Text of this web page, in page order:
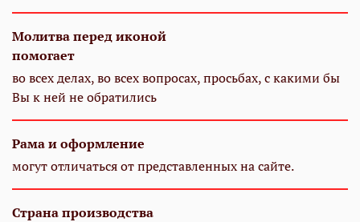
Молитва перед иконой
помогает
во всех делах, во всех вопросах, просьбах, с какими бы
Вы к ней не обратились
Рама и оформление
могут отличаться от представленных на сайте.
Страна производства